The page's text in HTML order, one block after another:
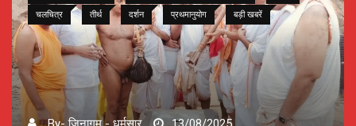
चलचित्र
तीर्थ दर्शन प्रथमानुयोग बड़ी खबरें